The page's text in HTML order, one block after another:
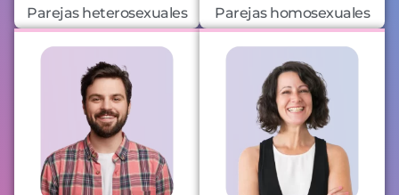
Parejas heterosexuales Parejas homosexuales